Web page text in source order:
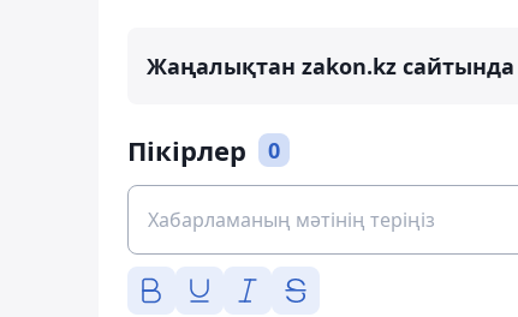
Жаңалықтан zakon.kz
Пікірлер 0